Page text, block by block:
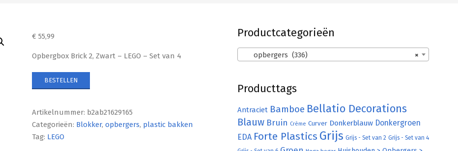
€ 55,99
Opbergbox Brick 2, Zwart – LEGO – Set van 4
BESTELLEN
Artikelnummer: b2ab21629165
Categorieën: Blokker,opbergers, plastic bakken
Tag: LEGO
Productcategorieën
×
opbergers (336)
Producttags
Antraciet Bamboe Bellatio Decorations
Blauw Bruin Crème Curver Donkerblauw Donkergroen
EDA Forte Plastics Grijs Grijs - Set van 2 Grijs - Set van 4